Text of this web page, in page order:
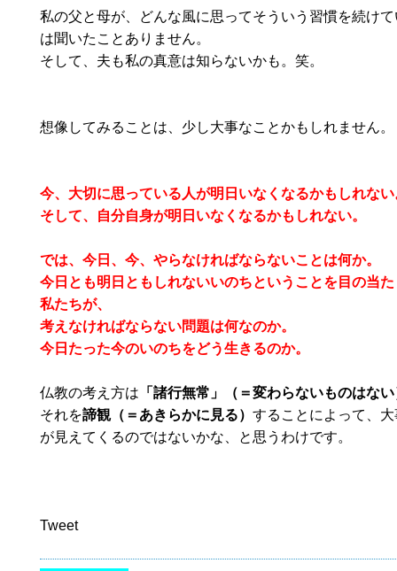
私の父と母が、どんな風に思ってそういう習慣を続け
は聞いたことありません。
そして、夫も私の真意は知らないかも。笑。
想像してみることは、少し大事なことかもしれません。
今、大切に思っている人が明日いなくなるかもしれない
そして、自分自身が明日いなくなるかもしれない。
では、今日、今、やらなければならないことは何か。
今日とも明日ともしれないいのちということを目の当
私たちが、
考えなければならない問題は何なのか。
今日たった今のいのちをどう生きるのか。
仏教の考え方は 「諸行無常」（＝変わらないものはな
それを諦観（＝あきらかに見る） することによって、
が見えてくるのではないかな、と思うわけです。
Tweet